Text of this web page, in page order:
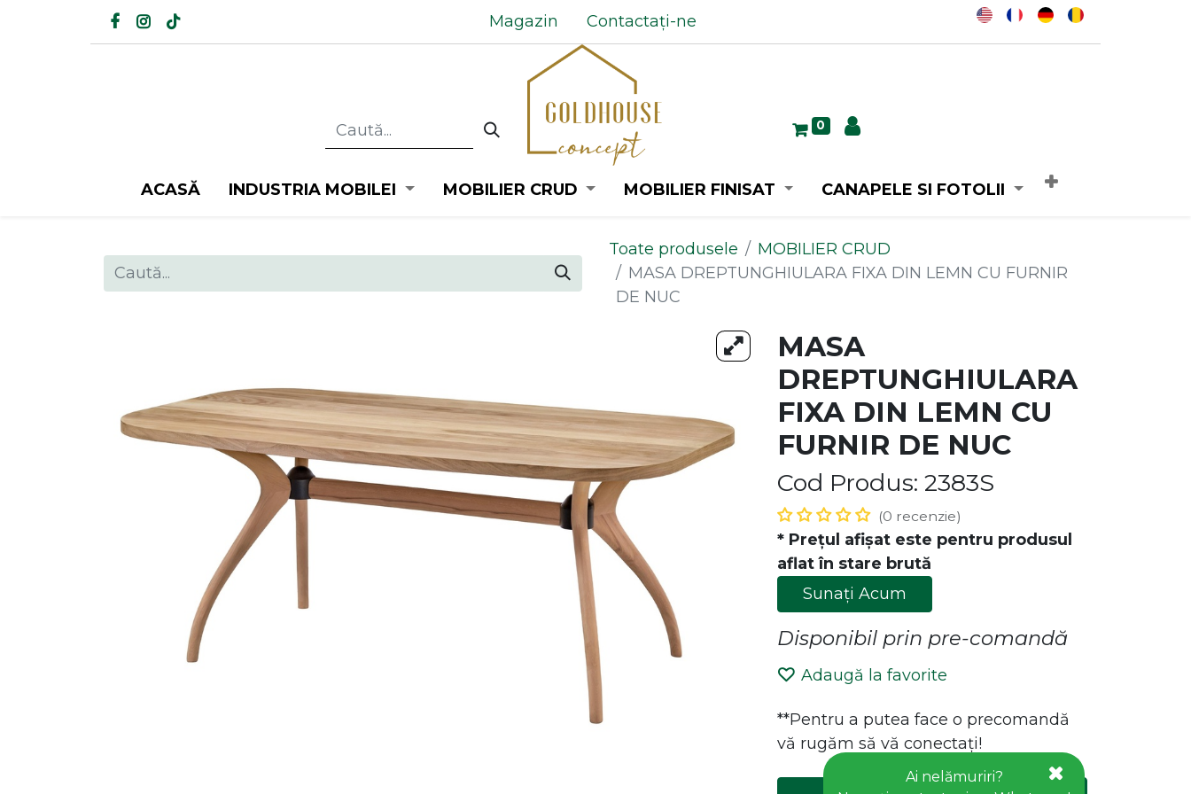
Magazin Contactați-ne
0
ACASĂ INDUSTRIA MOBILEI MOBILIER CRUD MOBILIER FINISAT CANAPELE SI FOTOLII
Toate produsele
MOBILIER CRUD
MASA DREPTUNGHIULARA FIXA DIN LEMN CU FURNIR
DE NUC
MASA
DREPTUNGHIULARA
FIXA DIN LEMN CU
FURNIR DE NUC
Cod Produs: 2383S
(0 recenzie)
* Prețul afișat este pentru produsul
aflat în stare brută
Sunați Acum
Disponibil prin pre-comandă
Adaugă la favorite
**Pentru a putea face o precomandă
vă rugăm să vă conectați!
Link-uri Utile
Suntem pasionați de designul și calitatea
mobilierului. De la canapele la mese, îmbinăm
funcționalitatea cu eleganța pentru a crea un
cămin perfect pentru tine. Bucură-te de confort
Păstrează legătura cu noi!
office@goldhouseconcept.ro
Ai nelămuriri?